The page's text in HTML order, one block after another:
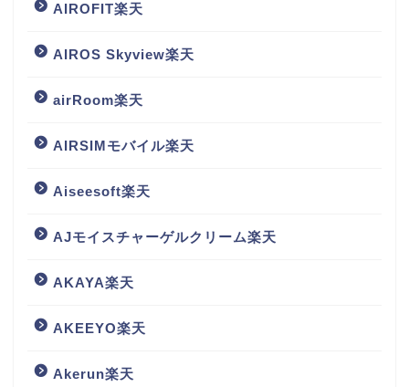
AIROFIT楽天
AIROS Skyview楽天
airRoom楽天
AIRSIMモバイル楽天
Aiseesoft楽天
AJモイスチャーゲルクリーム楽天
AKAYA楽天
AKEEYO楽天
Akerun楽天